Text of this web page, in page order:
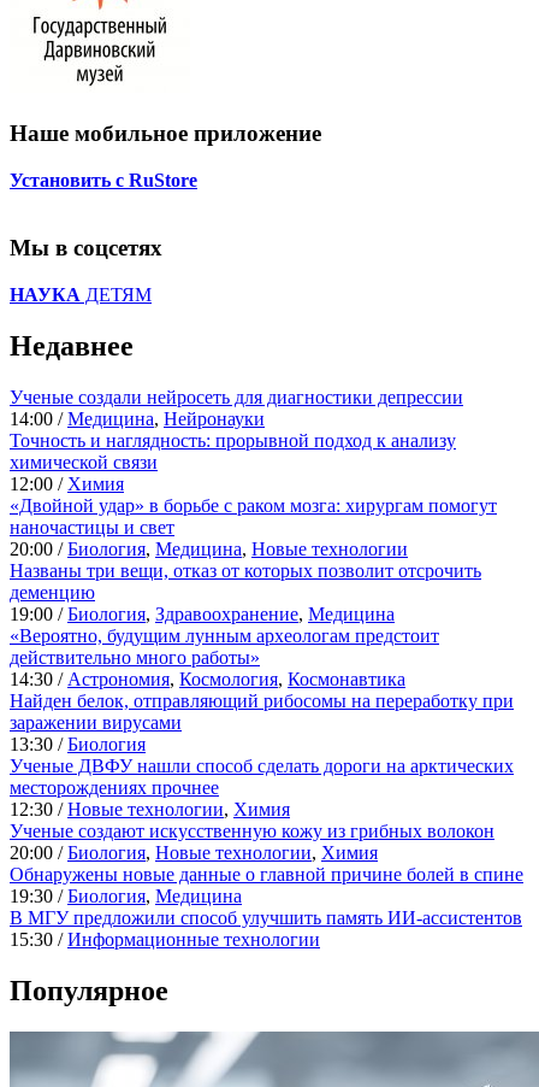
Наше мобильное приложение
Установить с RuStore
Мы в соцсетях
НАУКА ДЕТЯМ
Недавнее
Ученые создали нейросеть для диагностики депрессии
14:00 /Медицина, Нейронауки
Точность и наглядность: прорывной подход к анализу
химической связи
12:00 / Химия
«Двойной удар» в борьбе с раком мозга: хирургам помогут
наночастицы и свет
20:00 /Биология, Медицина, Новые технологии
Названы три вещи, отказ от которых позволит отсрочить
деменцию
19:00 /Биология, Здравоохранение, Медицина
«Вероятно, будущим лунным археологам предстоит
действительно много работы»
14:30 / Астрономия, Космология, Космонавтика
Найден белок, отправляющий рибосомы на переработку при
заражении вирусами
13:30 /Биология
Ученые ДВФУ нашли способ сделать дороги на арктических
месторождениях прочнее
12:30 /Новые технологии, Химия
Ученые создают искусственную кожу из грибных волокон
20:00 /Биология, Новые технологии, Химия
Обнаружены новые данные о главной причине болей в спине
19:30 /Биология, Медицина
В МГУ предложили способ улучшить память ИИ-ассистентов
15:30 /Информационные технологии
Популярное